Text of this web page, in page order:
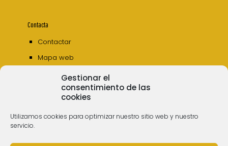
Gestionar el
consentimiento de las
cookies
Utilizamos cookies para optimizar nuestro sitio web y nuestro
servicio.
Contacta
Contactar
Mapa web